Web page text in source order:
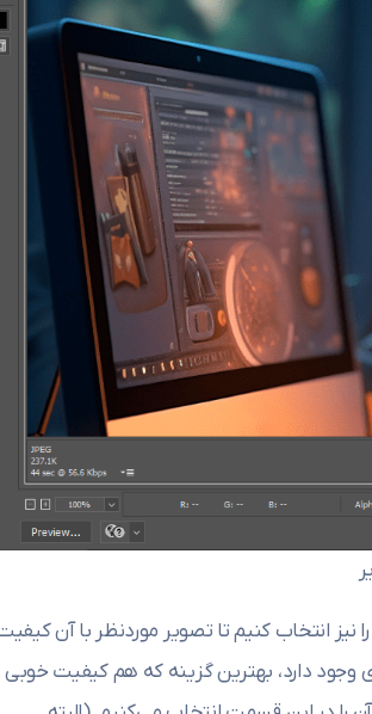
انتخاب کنیم تا تصویر موردنظر با آن
وجود دارد، بهترین گزینه که هم کیفیت خوبی